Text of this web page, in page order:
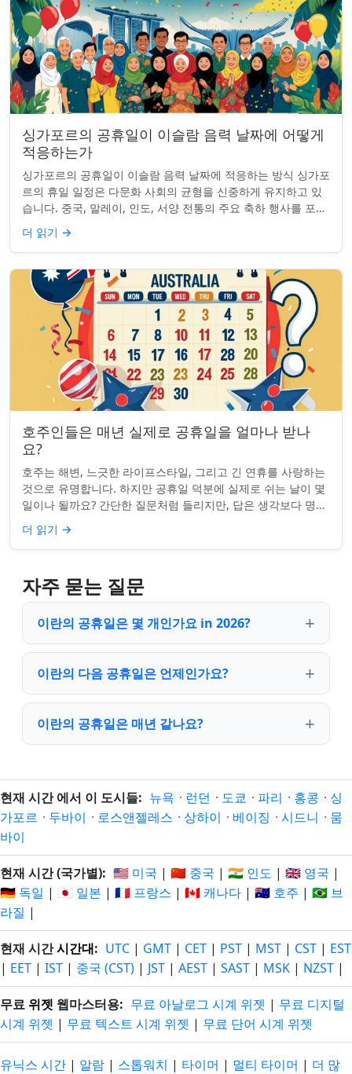
싱가포르의 공휴일이 이슬람 음력 날짜에 어떻게
적응하는가
싱가포르의 공휴일이 이슬람 음력 날짜에 적응하는 방식 싱가포
르의 휴일 일정은 다문화 사회의 균형을 신중하게 유지하고 있
습니다. 중국, 말레이, 인도, 서양 전통의 주요 축하 행사를 포함
하여, 나라의 다양성을 반영합니...
더 읽기 →
호주인들은 매년 실제로 공휴일을 얼마나 받나
요?
호주는 해변, 느긋한 라이프스타일, 그리고 긴 연휴를 사랑하는
것으로 유명합니다. 하지만 공휴일 덕분에 실제로 쉬는 날이 몇
일이나 될까요? 간단한 질문처럼 들리지만, 답은 생각보다 명확
하지 않을 수 있습니다. 거주...
더 읽기 →
자주 묻는 질문
이란의 공휴일은 몇 개인가요 in 2026?
이란의 다음 공휴일은 언제인가요?
이란의 공휴일은 매년 같나요?
현재 시간 에서 이 도시들: 뉴욕 · 런던 · 도쿄 · 파리 · 홍콩 · 싱
가포르 · 두바이 · 로스앤젤레스 · 상하이 · 베이징 · 시드니 · 뭄
바이
현재 시간 (국가별): 🇺🇸 미국 | 🇨🇳 중국 | 🇮🇳 인도 | 🇬🇧 영국 |
🇩🇪 독일 | 🇯🇵 일본 | 🇫🇷 프랑스 | 🇨🇦 캐나다 | 🇦🇺 호주 | 🇧🇷 브
라질 |
현재 시간시간대: UTC | GMT | CET | PST | MST | CST | EST
| EET | IST | 중국 (CST) | JST | AEST | SAST | MSK | NZST |
무료 위젯 웹마스터용: 무료 아날로그 시계 위젯 | 무료 디지털
시계 위젯 | 무료 텍스트 시계 위젯 | 무료 단어 시계 위젯
유닉스 시간 | 알람 | 스톱워치 | 타이머 | 멀티 타이머 | 더 많